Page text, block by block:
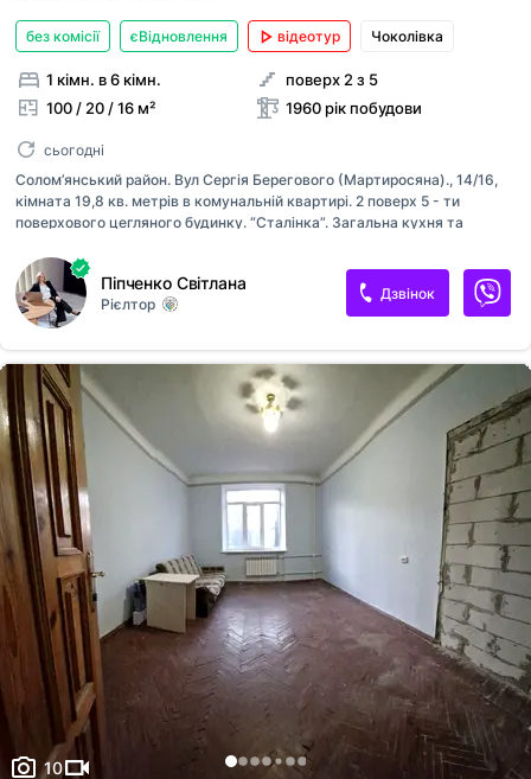
без комісії єВідновлення відеотур Чоколівка
1 кімн. в 6 кімн.
100 / 20 / 16 м²
поверх 2 з 5
1960 рік побудови
сьогодні
Солом’янський район. Вул Сергія Берегового (Мартиросяна)., 14/16,
кімната 19,8 кв. метрів в комунальній квартирі. 2 поверх 5 - ти
поверхового цегляного будинку. “Сталінка”. Загальна кухня та
батареї. Нова мідна проводка. Розвинена інфраструктура - поруч
супермаркети, навчальні заклади, ринок. Найближче метро -
Шулявська.
Піпченко Світлана
Рієлтор
Дзвінок
10